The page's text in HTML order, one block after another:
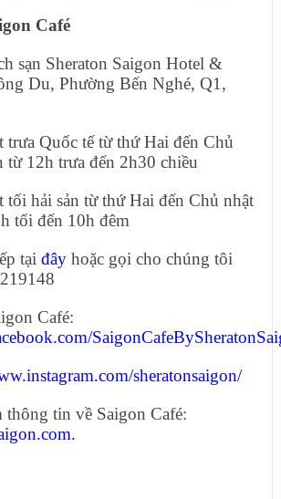
Café
sạn Sheraton Saigon Hotel &
Du, Phường Bến Nghé, Q1,
trưa Quốc tế từ thứ Hai đến Chủ
từ 12h trưa đến 2h30 chiều
tối hải sản từ thứ Hai đến Chủ nhật
tối đến 10h đêm
tại đâyhoặc gọi cho chúng tôi
Café:
sheratonsaigon/
thông tin về Saigon Café:
.